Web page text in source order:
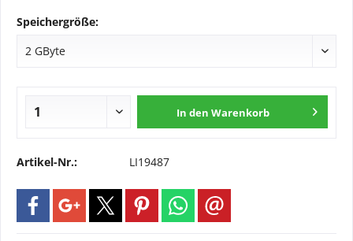
Speichergröße:
In den Warenkorb
Artikel-Nr.: LI19487